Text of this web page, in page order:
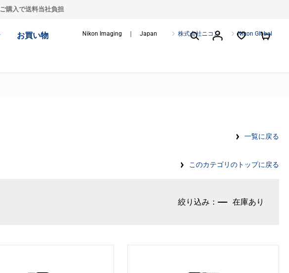
購入で送料当社負担
お買い物 Nikon Imaging ｜ Japan 株式会社ニコン Nikon Global
一覧に戻る
このカテゴリのトップに戻る
在庫あり